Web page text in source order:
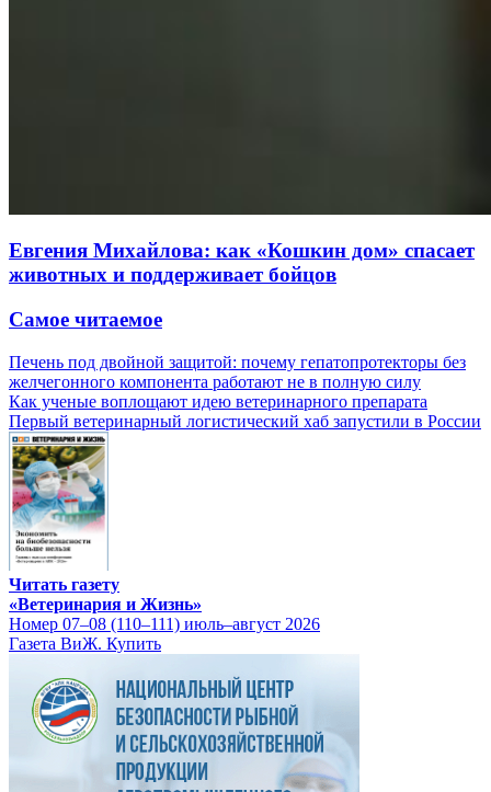
Евгения Михайлова: как «Кошкин дом» спасает
животных и поддерживает бойцов
Самое читаемое
Печень под двойной защитой: почему гепатопротекторы без
желчегонного компонента работают не в полную силу
Как ученые воплощают идею ветеринарного препарата
Первый ветеринарный логистический хаб запустили в России
Читать газету
«Ветеринария и Жизнь»
Номер 07–08 (110–111) июль–август 2026
Газета ВиЖ. Купить